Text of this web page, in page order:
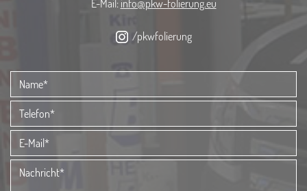
E-Mail: info@pkw-folierung.eu
/pkwfolierung